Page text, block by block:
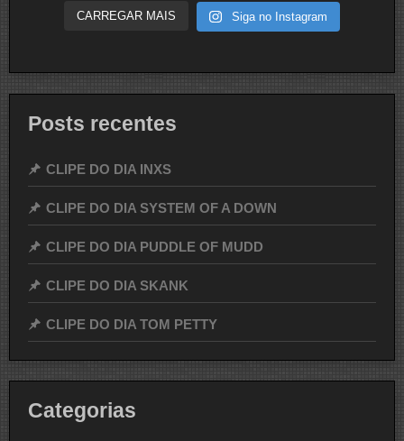
CARREGAR MAIS Siga no Instagram
Posts recentes
CLIPE DO DIA INXS
CLIPE DO DIA SYSTEM OF A DOWN
CLIPE DO DIA PUDDLE OF MUDD
CLIPE DO DIA SKANK
CLIPE DO DIA TOM PETTY
Categorias